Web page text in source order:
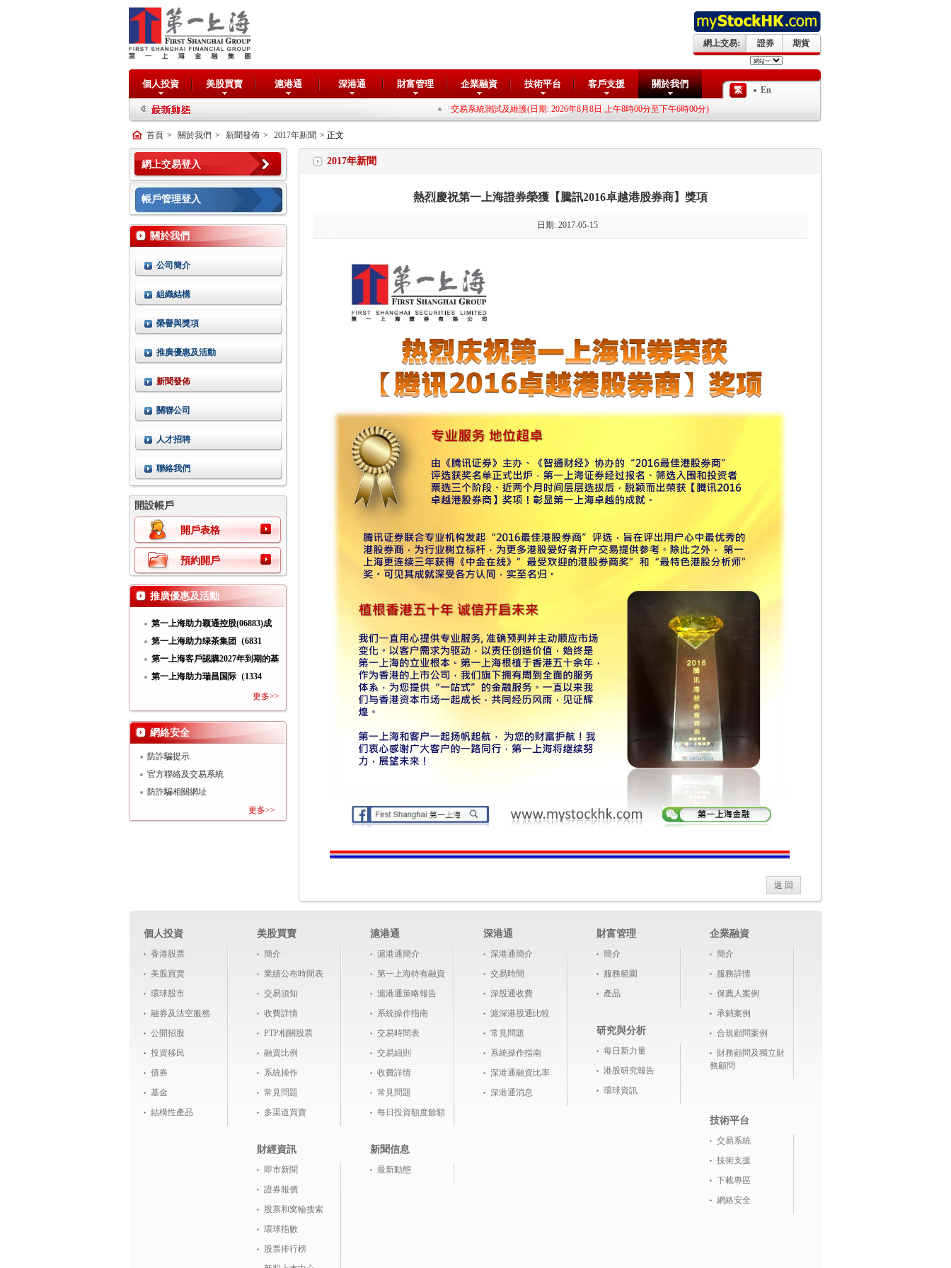
網上交易: 證券 期貨
個人投資 美股買賣 滬港通 深港通 財富管理 企業融資 技術平台 客戶支援 關於我們
繁
En
交易系統測試及維護(日期: 2026年8月8日 上午8時00分至下午6時00分)
首頁 > 關於我們 > 新聞發佈 > 2017年新聞 > 正文
網上交易登入
帳戶管理登入
關於我們
公司簡介
組織結構
榮譽與獎項
推廣優惠及活動
新聞發佈
關聯公司
人才招聘
聯絡我們
開設帳戶
開戶表格
預約開戶
推廣優惠及活動
第一上海助力颖通控股(06883)成
功
第一上海助力绿茶集团（6831
HK）
第一上海客戶認購2027年到期的基
第一上海助力瑞昌国际（1334
更多>>
網絡安全
防詐騙提示
官方聯絡及交易系統
防詐騙相關網址
更多>>
2017年新聞
熱烈慶祝第一上海證券榮獲【騰訊2016卓越港股券商】獎項
日期: 2017-05-15
返 回
個人投資
香港股票
美股買賣
環球股市
融券及沽空服務
公開招股
投資移民
債券
基金
結構性產品
美股買賣
簡介
業績公布時間表
交易須知
收費詳情
PTP相關股票
融資比例
系統操作
常見問題
多渠道買賣
財經資訊
即市新聞
證券報價
股票和窝輪搜索
環球指數
股票排行榜
滬港通
滬港通簡介
第一上海特有融資
滬港通策略報告
系統操作指南
交易時間表
交易細則
收費詳情
常見問題
每日投資額度餘額
新聞信息
最新動態
深港通
深港通簡介
交易時間
深股通收費
滬深港股通比較
常見問題
系統操作指南
深港通融資比率
深港通消息
財富管理
簡介
服務範圍
產品
研究與分析
每日新力量
港股研究報告
環球資訊
企業融資
簡介
服務詳情
保薦人案例
承銷案例
合規顧問案例
財務顧問及獨立財
務顧問
技術平台
交易系統
技術支援
下載專區
網絡安全